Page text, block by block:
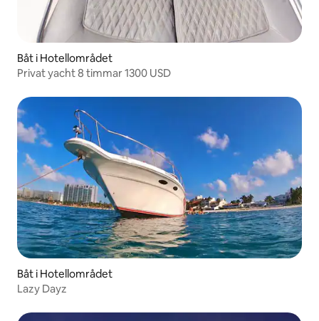
Båt i Hotellområdet
Privat yacht 8 timmar 1300 USD
Båt i Hotellområdet
Lazy Dayz